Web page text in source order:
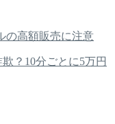
の高額販売に注意
？10分ごとに5万円